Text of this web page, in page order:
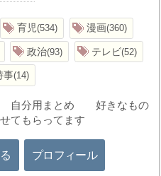
育児 534 漫画 360
政治 93 テレビ 52
事 14
自分用まとめ 好きなもの
てもらってます
プロフィール